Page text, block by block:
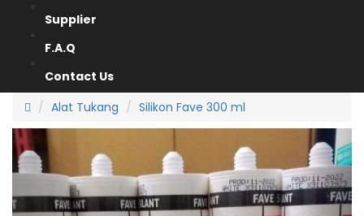
Supplier
F.A.Q
Contact Us
Alat Tukang
Silikon Fave 300 ml
Previous Next